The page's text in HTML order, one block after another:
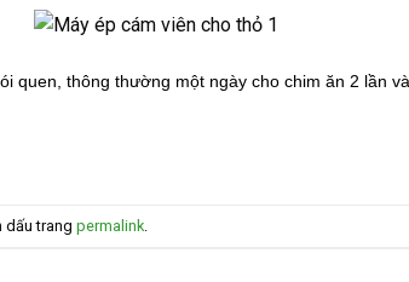
quen, thông thường một ngày cho chim ăn 2 lần
dấu trang permalink